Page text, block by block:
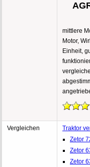
mittlere
Motor,
Einheit,
Vergleichen Traktor
Zetor
Zetor
Zetor